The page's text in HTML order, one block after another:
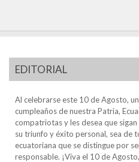
EDITORIAL
Al celebrarse este 10 de Agosto,
cumpleaños de nuestra Patria,
compatriotas y les desea que
su triunfo y éxito personal, sea de
ecuatoriana que se distingue por
responsable. ¡Viva el 10 de